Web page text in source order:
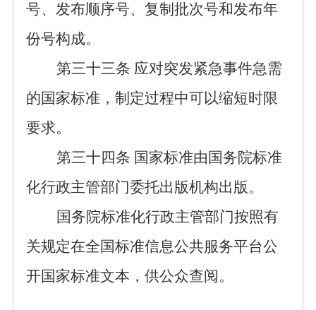
号、发布顺序号、复制批次号和发布年
份号构成。
第三十三条 应对突发紧急事件急需
的国家标准，制定过程中可以缩短时限
要求。
第三十四条 国家标准由国务院标准
化行政主管部门委托出版机构出版。
国务院标准化行政主管部门按照有
关规定在全国标准信息公共服务平台公
开国家标准文本，供公众查阅。